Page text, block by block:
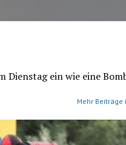
Dienstag ein wie eine
Mehr Beiträge